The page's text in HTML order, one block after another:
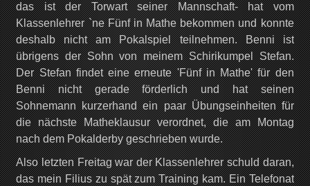
das ist der Torwart seiner Mannschaft- hat vom
Klassenlehrer `ne Fünf in Mathe bekommen und konnte
deshalb nicht am Pokalspiel teilnehmen. Benni ist
übrigens der Sohn von meinem Schirikumpel Stefan.
Der Stefan findet eine erneute 'Fünf in Mathe' für den
Benni nicht gerade förderlich und hat seinen
Sohnemann kurzerhand ein paar Übungseinheiten für
die nächste Matheklausur verordnet, die am Montag
nach dem Pokalderby geschrieben wurde.
Also letzten Freitag war der Klassenlehrer schuld daran,
das mein Filius zu spät zum Training kam. Ein Telefonat